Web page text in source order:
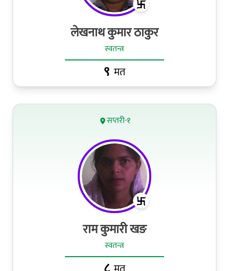
लेखनाथ कुमार ठाकुर
स्वतन्त्र
९ मत
सप्तरी-१
राम कुमारी खङ
स्वतन्त्र